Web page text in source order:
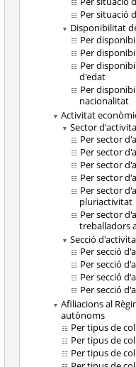
Per situació
Disponibilitat
Per
Per
Per
d'edat
Per
nacionalitat
Activitat
Sector
Per sector
Per sector
Per sector
Per sector
Per sector
pluriactivitat
Per sector
treballadors
Secció
Per secció
Per secció
Per secció
Per secció
Afiliacions al
autònoms
Per tipus de
Per tipus de
Per tipus de